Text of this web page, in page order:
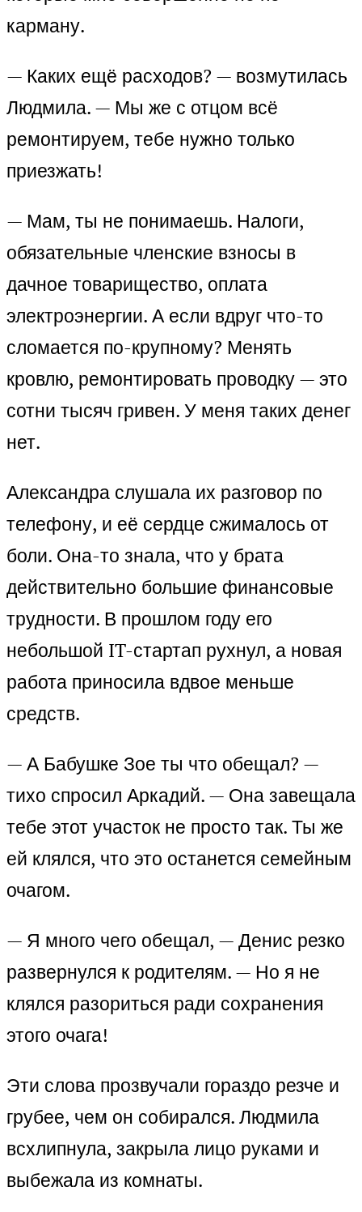
карману.
— Каких ещё расходов? — возмутилась
Людмила. — Мы же с отцом всё
ремонтируем, тебе нужно только
приезжать!
— Мам, ты не понимаешь. Налоги,
обязательные членские взносы в
дачное товарищество, оплата
электроэнергии. А если вдруг что-то
сломается по-крупному? Менять
кровлю, ремонтировать проводку — это
сотни тысяч гривен. У меня таких денег
нет.
Александра слушала их разговор по
телефону, и её сердце сжималось от
боли. Она-то знала, что у брата
действительно большие финансовые
трудности. В прошлом году его
небольшой IT-стартап рухнул, а новая
работа приносила вдвое меньше
средств.
— А Бабушке Зое ты что обещал? —
тихо спросил Аркадий. — Она завещала
тебе этот участок не просто так. Ты же
ей клялся, что это останется семейным
очагом.
— Я много чего обещал, — Денис резко
развернулся к родителям. — Но я не
клялся разориться ради сохранения
этого очага!
Эти слова прозвучали гораздо резче и
грубее, чем он собирался. Людмила
всхлипнула, закрыла лицо руками и
выбежала из комнаты.